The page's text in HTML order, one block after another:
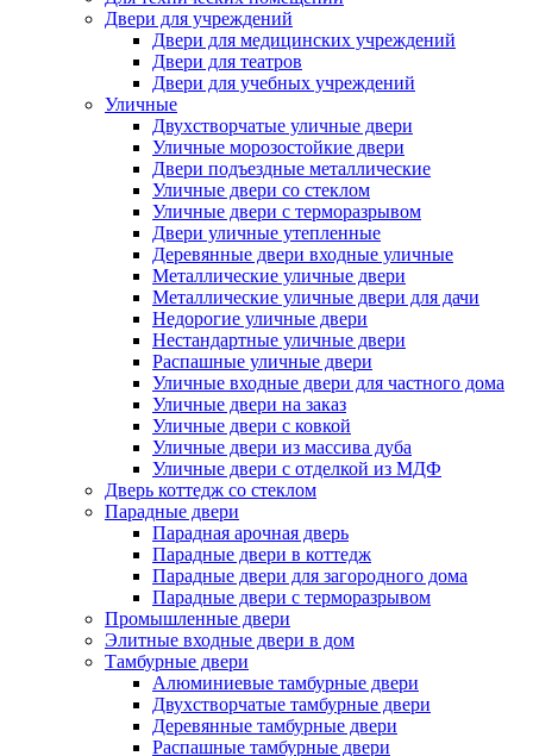
Двери для учреждений
Двери для медицинских учреждений
Двери для театров
Двери для учебных учреждений
Уличные
Двухстворчатые уличные двери
Уличные морозостойкие двери
Двери подъездные металлические
Уличные двери со стеклом
Уличные двери с терморазрывом
Двери уличные утепленные
Деревянные двери входные уличные
Металлические уличные двери
Металлические уличные двери для дачи
Недорогие уличные двери
Нестандартные уличные двери
Распашные уличные двери
Уличные входные двери для частного дома
Уличные двери на заказ
Уличные двери с ковкой
Уличные двери из массива дуба
Уличные двери с отделкой из МДФ
Дверь коттедж со стеклом
Парадные двери
Парадная арочная дверь
Парадные двери в коттедж
Парадные двери для загородного дома
Парадные двери с терморазрывом
Промышленные двери
Элитные входные двери в дом
Тамбурные двери
Алюминиевые тамбурные двери
Двухстворчатые тамбурные двери
Деревянные тамбурные двери
Распашные тамбурные двери